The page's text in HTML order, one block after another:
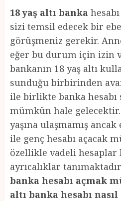
18 yaş altı banka
sizi temsil edecek bir
görüşmeniz gerekir.
eğer bu durum için izin
bankanın 18 yaş altı
sunduğu birbirinden
ile birlikte banka hesabı
mümkün hale
yaşına ulaşmamış
ile genç hesabı açacak
özellikle vadeli
ayrıcalıklar
banka hesabı açmak
altı banka hesabı nasıl